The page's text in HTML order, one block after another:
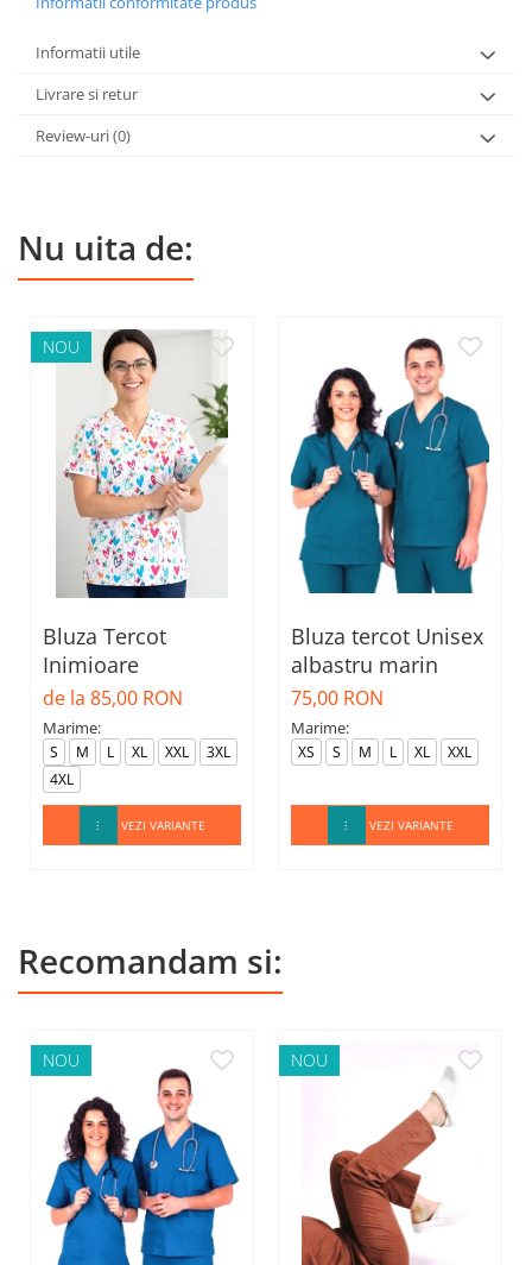
Informatii utile
Livrare si retur
Review-uri(0)
Nu uita de:
NOU
Bluza Tercot
Inimioare
de la 85,00 RON
Marime:
S M L XL XXL
3XL
4XL
VEZI VARIANTE
Bluza tercot Unisex
albastru marin
75,00 RON
Marime:
XS S M L XL XXL
VEZI VARIANTE
Recomandam si:
NOU NOU